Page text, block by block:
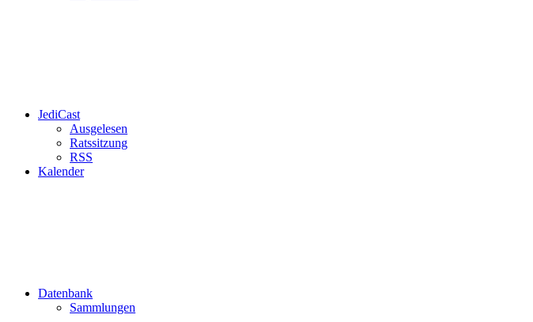
JediCast
Ausgelesen
Ratssitzung
RSS
Kalender
Datenbank
Sammlungen